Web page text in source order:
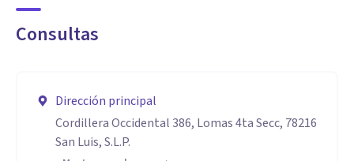
familia.
Consultas
Dirección principal
Cordillera Occidental 386, Lomas 4ta Secc, 78216
San Luis, S.L.P.